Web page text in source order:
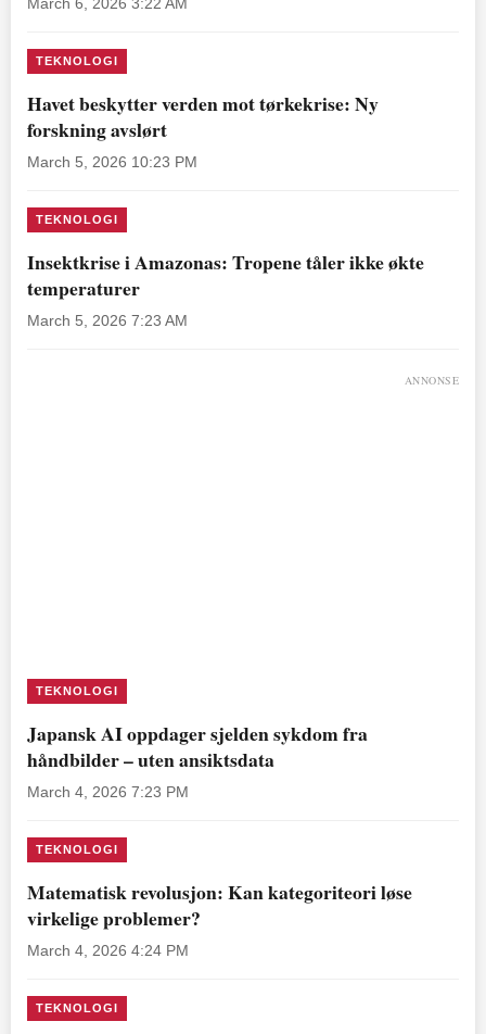
March 6, 2026 3:22 AM
TEKNOLOGI
Havet beskytter verden mot tørkekrise: Ny
forskning avslørt
March 5, 2026 10:23 PM
TEKNOLOGI
Insektkrise i Amazonas: Tropene tåler ikke økte
temperaturer
March 5, 2026 7:23 AM
ANNONSE
TEKNOLOGI
Japansk AI oppdager sjelden sykdom fra
håndbilder – uten ansiktsdata
March 4, 2026 7:23 PM
TEKNOLOGI
Matematisk revolusjon: Kan kategoriteori løse
virkelige problemer?
March 4, 2026 4:24 PM
TEKNOLOGI